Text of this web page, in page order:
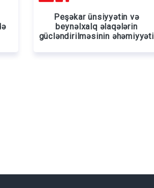
Peşəkar ünsiyyətin və
beynəlxalq əlaqələrin
gücləndirilməsinin əhəmiyyəti